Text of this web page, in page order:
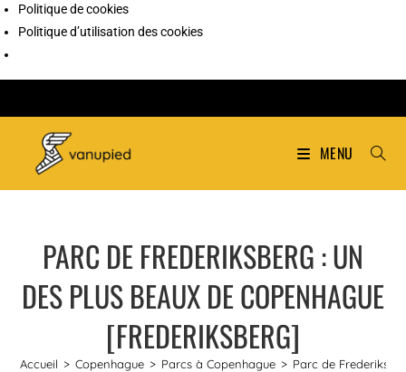
Politique de cookies
Politique d’utilisation des cookies
MENU
PARC DE FREDERIKSBERG : UN
DES PLUS BEAUX DE COPENHAGUE
[FREDERIKSBERG]
Accueil > Copenhague > Parcs à Copenhague > Parc de